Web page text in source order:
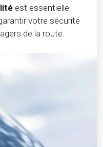
est essentielle
votre sécurité
de la route.